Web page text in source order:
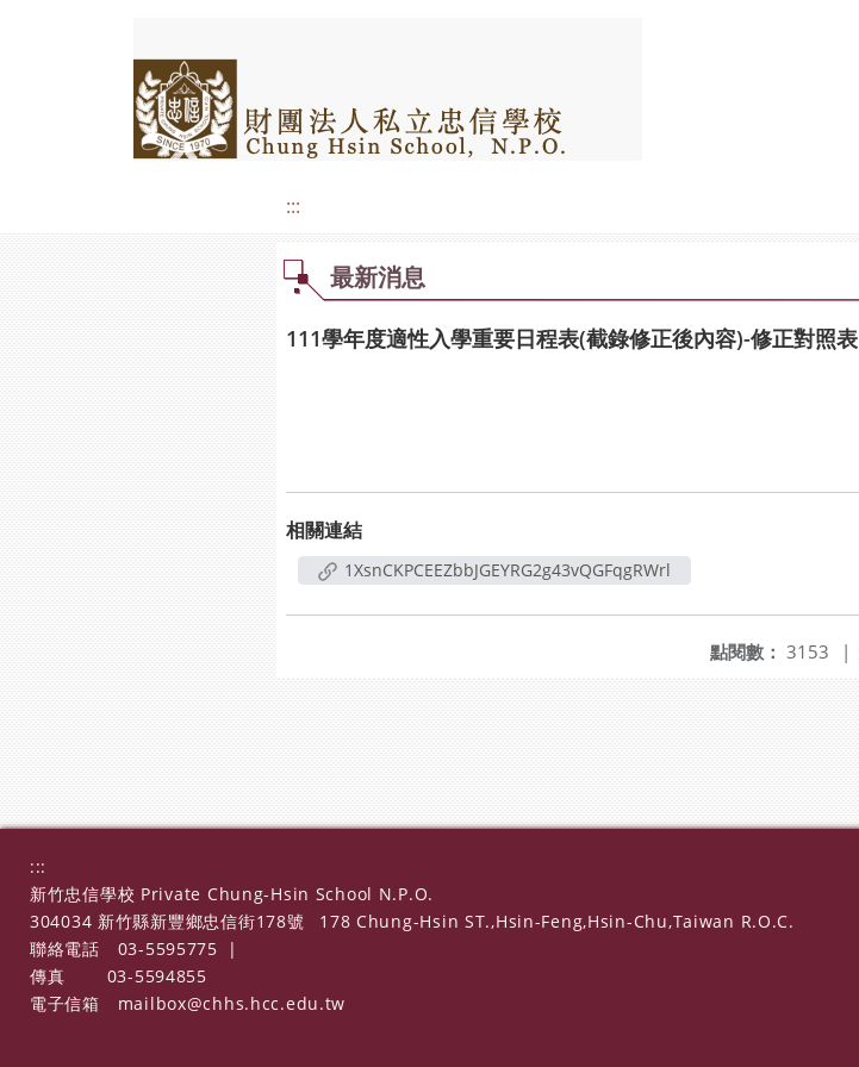
:::
最新消息
111學年度適性入學重要日程表(截錄修正後內容)-修正對照表
相關連結
1XsnCKPCEEZbbJGEYRG2g43vQGFqgRWrl
點閱數： 3153 |
:::
新竹忠信學校 Private Chung-Hsin School N.P.O.
304034 新竹縣新豐鄉忠信街178號
178 Chung-Hsin ST.,Hsin-Feng,Hsin-Chu,Taiwan R.O.C.
聯絡電話
03-5595775
|
傳真
03-5594855
電子信箱
mailbox@chhs.hcc.edu.tw